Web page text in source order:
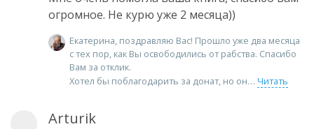
огромное. Не курю уже 2 месяца))
Екатерина, поздравляю Вас! Прошло уже два месяца
с тех пор, как Вы освободились от рабства. Спасибо
Вам за отклик.
Хотел бы поблагодарить за донат, но он
Читать
Arturik